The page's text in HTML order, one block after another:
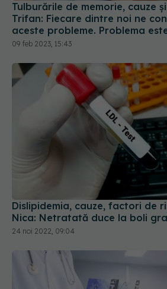
Tulburările de memorie, cauze
Trifan: Fiecare dintre noi ne
aceste probleme. Problema
constante și progresive
09 feb 2023, 15:43
Dislipidemia, cauze, factori de
Nica: Netratată duce la boli
24 noi 2022, 09:04